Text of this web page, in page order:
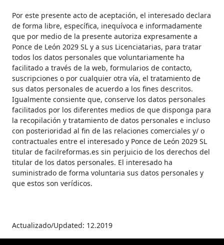
Por este presente acto de aceptación, el interesado declara
de forma libre, específica, inequívoca e informadamente
que por medio de la presente autoriza expresamente a
Ponce de León 2029 SL y a sus Licenciatarias, para tratar
todos los datos personales que voluntariamente ha
facilitado a través de la web, formularios de contacto,
suscripciones o por cualquier otra vía, el tratamiento de
sus datos personales de acuerdo a los fines descritos.
Igualmente consiente que, conserve los datos personales
facilitados por los diferentes medios de que disponga para
la recopilación y tratamiento de datos personales e incluso
con posterioridad al fin de las relaciones comerciales y/ o
contractuales entre el interesado y Ponce de León 2029 SL
titular de facilreformas.es sin perjuicio de los derechos del
titular de los datos personales. El interesado ha
suministrado de forma voluntaria sus datos personales y
que estos son verídicos.
Actualizado/Updated: 12.2019